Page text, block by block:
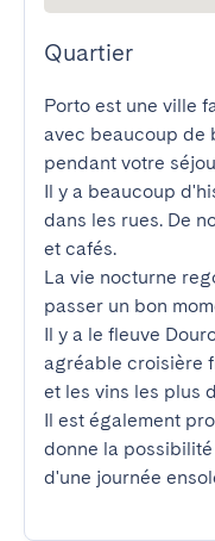
Quartier
Porto est une ville
avec beaucoup de
pendant votre
Il y a beaucoup
dans les rues. De
et cafés.
La vie nocturne
passer un bon
Il y a le fleuve
agréable croisière
et les vins les plus
Il est également
donne la
d'une journée